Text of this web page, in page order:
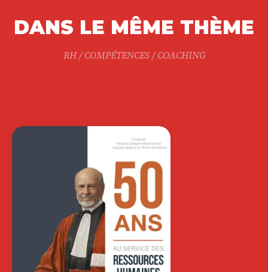
DANS LE MÊME THÈME
RH / COMPÉTENCES / COACHING